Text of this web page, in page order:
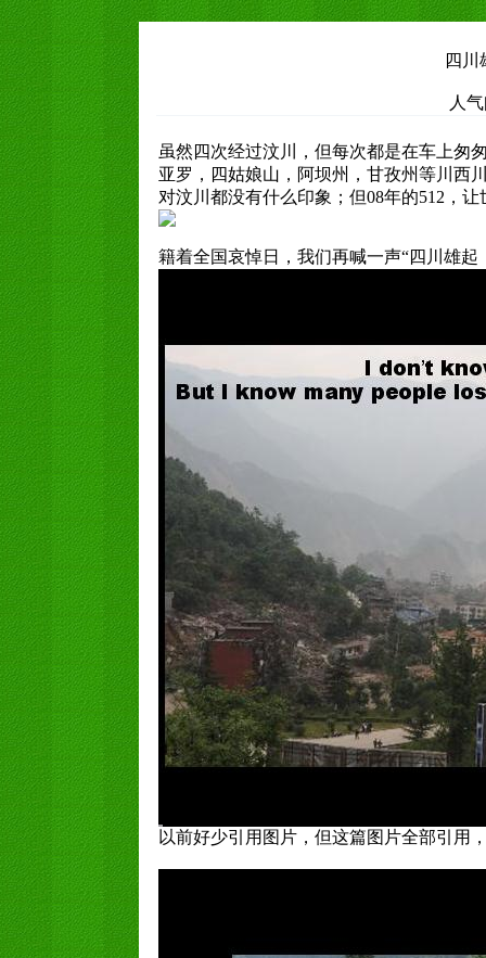
四川
人
虽然四次经过汶川，但每次都是在车上匆
亚罗，四姑娘山，阿坝州，甘孜州等川西
对汶川都没有什么印象；但08年的512，
籍着全国哀悼日，我们再喊一声“四川雄起
以前好少引用图片，但这篇图片全部引用